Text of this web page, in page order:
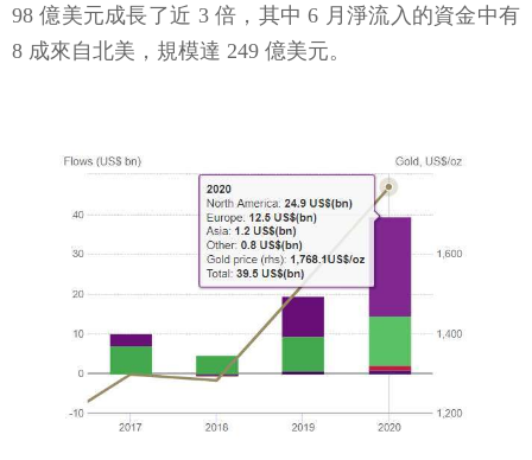
98 億美元成長了近 3 倍，其中 6 月淨流入的資金中有
8 成來自北美，規模達 249 億美元。